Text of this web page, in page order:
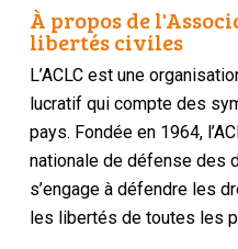
À propos de
libertés civiles
L’ACLC est une
lucratif qui compte des
pays. Fondée en 1964,
nationale de défense des
s’engage à défendre les
les libertés de toutes les